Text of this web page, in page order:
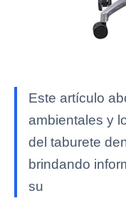
Este artículo
ambientales y
del taburete
brindando
su